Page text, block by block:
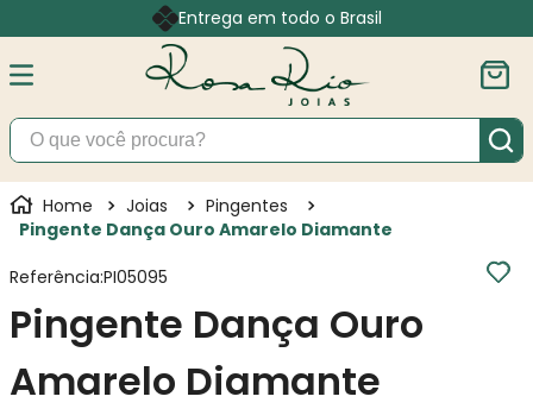
Entrega em todo o Brasil
O que você procura?
Joias
Pingentes
Pingente Dança Ouro Amarelo Diamante
Referência:PI05095
Pingente Dança Ouro
Amarelo Diamante